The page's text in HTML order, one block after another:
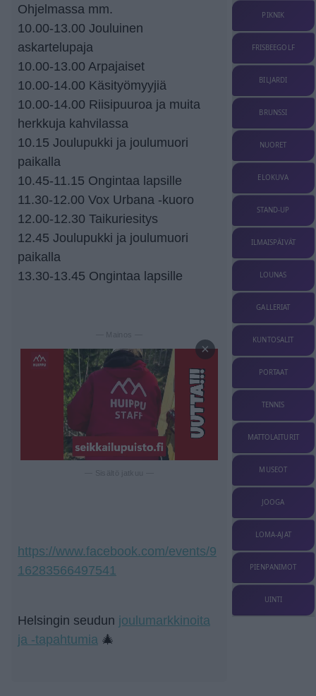
Ohjelmassa mm.
10.00-13.00 Jouluinen
askartelupaja
10.00-13.00 Arpajaiset
10.00-14.00 Käsityömyyjiä
10.00-14.00 Riisipuuroa ja muita
herkkuja kahvilassa
10.15 Joulupukki ja joulumuori
paikalla
10.45-11.15 Ongintaa lapsille
11.30-12.00 Vox Urbana -kuoro
12.00-12.30 Taikuriesitys
12.45 Joulupukki ja joulumuori
paikalla
13.30-13.45 Ongintaa lapsille
— Mainos —
×
https://www.facebook.com/events/9
16283566497541
Helsingin seudun joulumarkkinoita
ja -tapahtumia 🎄
PIKNIK
FRISBEEGOLF
BILJARDI
BRUNSSI
NUORET
ELOKUVA
STAND-UP
ILMAISPÄIVÄT
LOUNAS
GALLERIAT
KUNTOSALIT
PORTAAT
TENNIS
MATTOLAITURIT
MUSEOT
JOOGA
LOMA-AJAT
PIENPANIMOT
UINTI